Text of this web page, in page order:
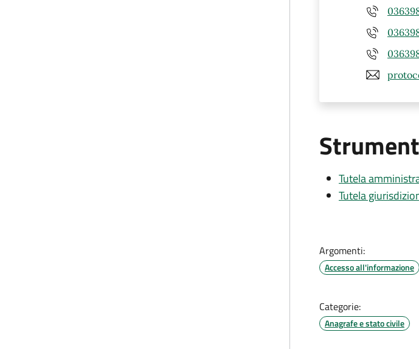
Tutela
Tutela
Argomenti:
Accesso all'informazione
Categorie:
Anagrafe e stato civile